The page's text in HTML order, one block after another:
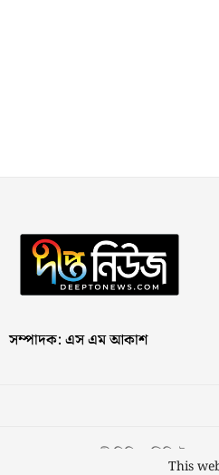
সম্পাদক: এস এম আকাশ
স্বত্ব © ২০২৩ কাজী মিডিয়া লিমিটেড
This